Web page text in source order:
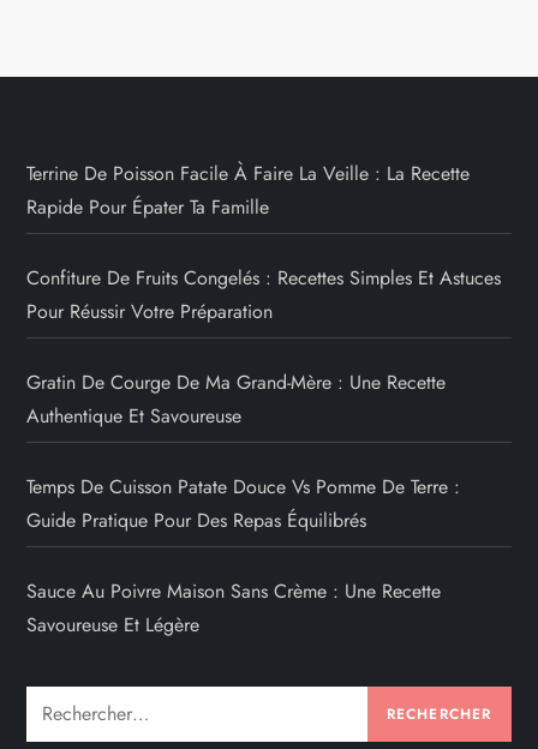
Terrine De Poisson Facile À Faire La Veille : La Recette
Rapide Pour Épater Ta Famille
Confiture De Fruits Congelés : Recettes Simples Et Astuces
Pour Réussir Votre Préparation
Gratin De Courge De Ma Grand-Mère : Une Recette
Authentique Et Savoureuse
Temps De Cuisson Patate Douce Vs Pomme De Terre :
Guide Pratique Pour Des Repas Équilibrés
Sauce Au Poivre Maison Sans Crème : Une Recette
Savoureuse Et Légère
Rechercher :